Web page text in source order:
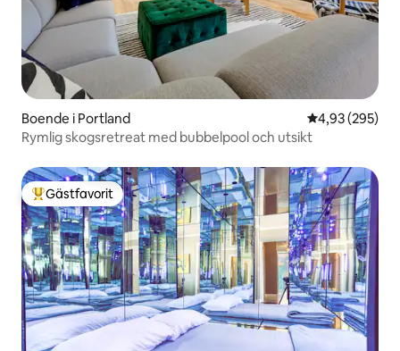
Boende i Portland 4,93 av 5 i
4,93 (295)
Rymlig skogsretreat med bubbelpool och utsikt
Populär gästfavorit
Gästfavorit